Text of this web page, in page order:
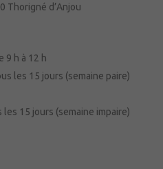
Thorigné d’Anjou
9 h à 12 h
les 15 jours (semaine paire)
les 15 jours (semaine impaire)